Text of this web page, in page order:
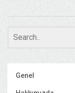
Genel